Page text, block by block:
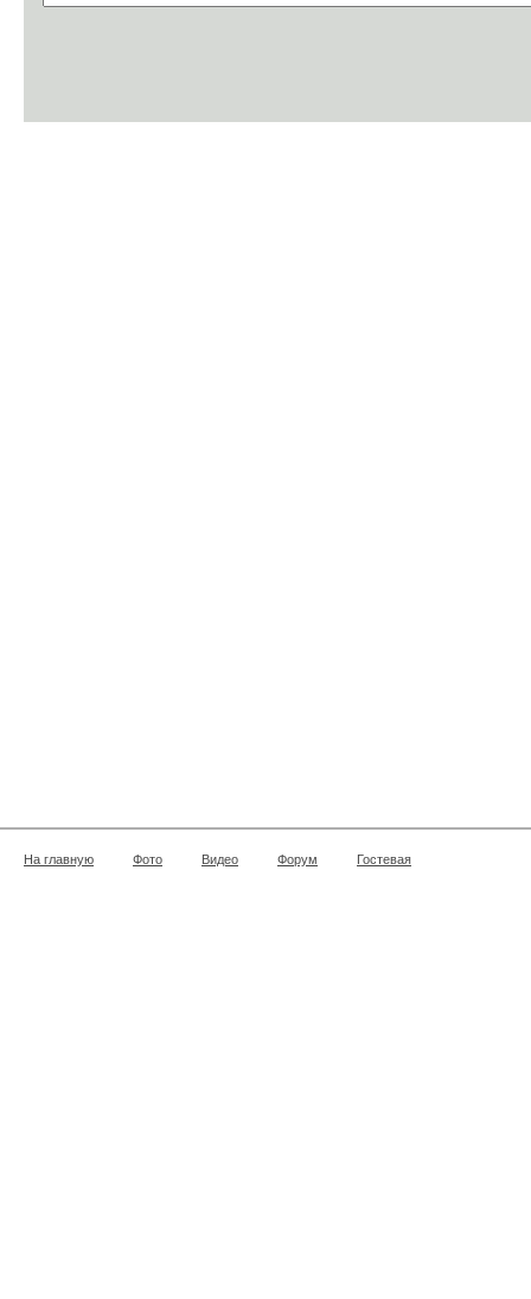
На главную Фото Видео Форум Гостевая